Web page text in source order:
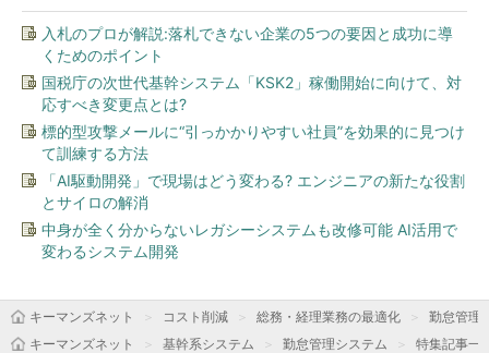
入札のプロが解説:落札できない企業の5つの要因と成功に導
くためのポイント
国税庁の次世代基幹システム「KSK2」稼働開始に向けて、対
応すべき変更点とは?
標的型攻撃メールに“引っかかりやすい社員”を効果的に見つけ
て訓練する方法
「AI駆動開発」で現場はどう変わる? エンジニアの新たな役割
とサイロの解消
中身が全く分からないレガシーシステムも改修可能 AI活用で
変わるシステム開発
キーマンズネット コスト削減 総務・経理業務の最適化
勤怠管理
キーマンズネット
基幹系システム 勤怠管理システム 特集記事一